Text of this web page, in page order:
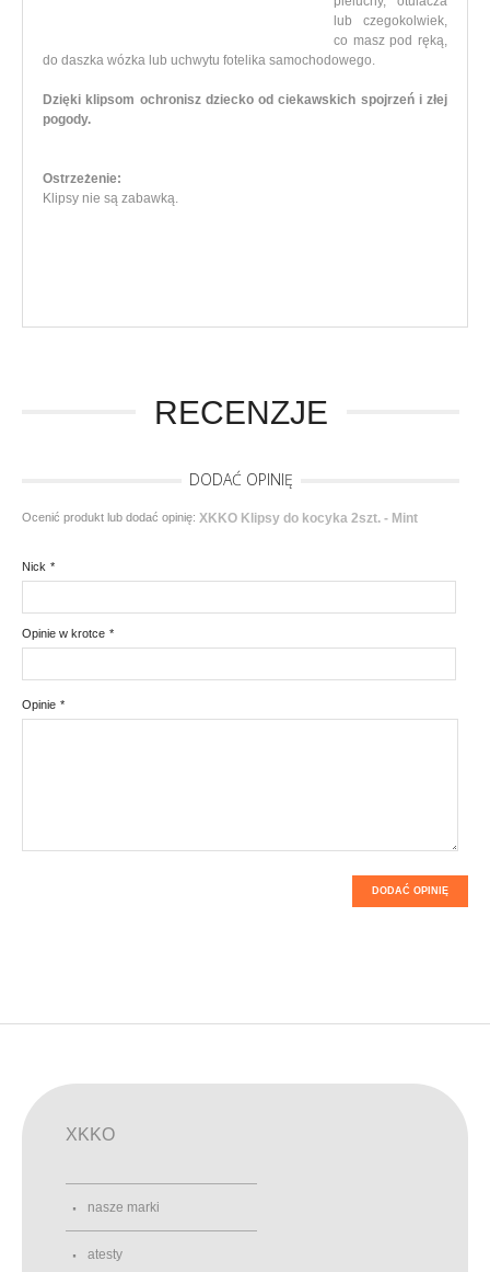
lub czegokolwiek,
co masz pod ręką,
do daszka wózka lub uchwytu fotelika samochodowego.
Dzięki klipsom ochronisz dziecko od ciekawskich spojrzeń i złej
pogody.
Ostrzeżenie:
Klipsy nie są zabawką.
RECENZJE
DODAĆ OPINIĘ
Ocenić produkt lub dodać opinię: XKKO Klipsy do kocyka 2szt. - Mint
*
Nick
*
Opinie w krotce
*
Opinie
DODAĆ OPINIĘ
XKKO
nasze marki
atesty